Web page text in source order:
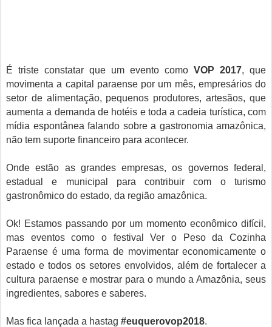
É triste constatar que um evento como VOP 2017, que
movimenta a capital paraense por um mês, empresários do
setor de alimentação, pequenos produtores, artesãos, que
aumenta a demanda de hotéis e toda a cadeia turística, com
mídia espontânea falando sobre a gastronomia amazônica,
não tem suporte financeiro para acontecer.
Onde estão as grandes empresas, os governos federal,
estadual e municipal para contribuir com o turismo
gastronômico do estado, da região amazônica.
Ok! Estamos passando por um momento econômico difícil,
mas eventos como o festival Ver o Peso da Cozinha
Paraense é uma forma de movimentar economicamente o
estado e todos os setores envolvidos, além de fortalecer a
cultura paraense e mostrar para o mundo a Amazônia, seus
ingredientes, sabores e saberes.
Mas fica lançada a hastag #euquerovop2018.